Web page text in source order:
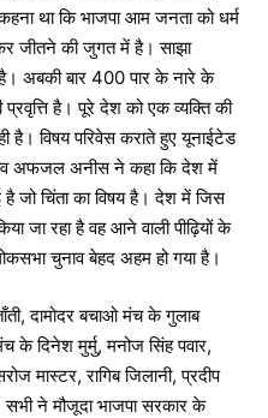
था कि भाजपा आम जनता को धर्म
जीतने की जुगत में है। साझा
है। अबकी बार 400 पार के नारे के
प्रवृत्ति है। पूरे देश को एक व्यक्ति की
है। विषय परिवेस कराते हुए यूनाईटेड
अफजल अनीस ने कहा कि देश में
है जो चिंता का विषय है। देश में जिस
जा रहा है वह आने वाली पीढ़ियों के
चुनाव बेहद अहम हो गया है।
दामोदर बचाओ मंच के गुलाब
के दिनेश मुर्मु, मनोज सिंह पवार,
मास्टर, रागिब जिलानी, प्रदीप
ने मौजूदा भाजपा सरकार के